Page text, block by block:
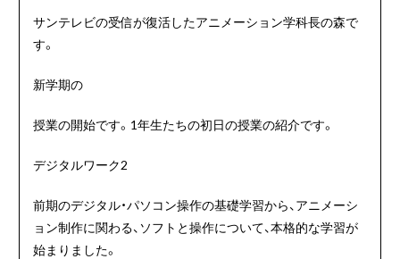
サンテレビの受信が復活したアニメーション学科長の森で
す。
新学期の
授業の開始です。1年生たちの初日の授業の紹介です。
デジタルワーク2
前期のデジタル・パソコン操作の基礎学習から、アニメーシ
ョン制作に関わる、ソフトと操作について、本格的な学習が
始まりました。